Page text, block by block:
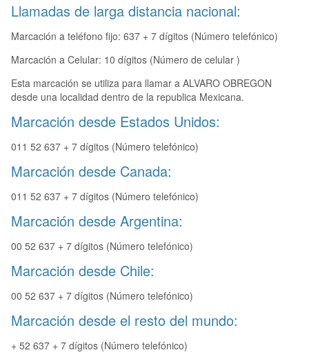
Llamadas de larga distancia nacional:
Marcación a teléfono fijo: 637 + 7 dígitos (Número telefónico)
Marcación a Celular: 10 dígitos (Número de celular )
Esta marcación se utiliza para llamar a ALVARO OBREGON
desde una localidad dentro de la republica Mexicana.
Marcación desde Estados Unidos:
011 52 637 + 7 dígitos (Número telefónico)
Marcación desde Canada:
011 52 637 + 7 dígitos (Número telefónico)
Marcación desde Argentina:
00 52 637 + 7 dígitos (Número telefónico)
Marcación desde Chile:
00 52 637 + 7 dígitos (Número telefónico)
Marcación desde el resto del mundo:
+ 52 637 + 7 dígitos (Número telefónico)